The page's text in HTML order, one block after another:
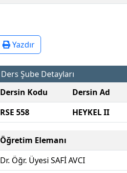
Yazdır
Ders Şube Detayları
Dersin Kodu
Dersin Ad
RSE 558
HEYKEL II
Öğretim Elemanı
Dr. Öğr. Üyesi SAFİ AVCI